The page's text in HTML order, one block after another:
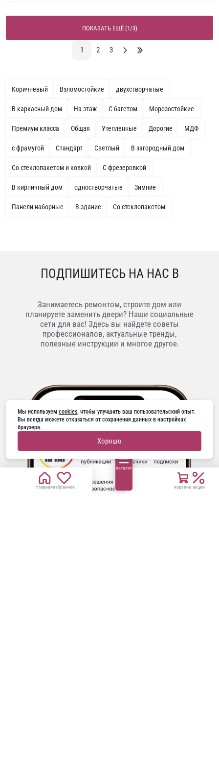
главнаяизбранное
каталог
корзина акции
ПОКАЗАТЬ ЕЩЁ (1/3)
1 2 3
Коричневый Взломостойкие двухстворчатые
В каркасный дом На этаж С багетом Морозостойкие
Премиум класса Общая Утепленные Дорогие МДФ
с фрамугой Стандарт Светлый В загородный дом
Со стеклопакетом и ковкой С фрезеровкой
В кирпичный дом одностворчатые Зимние
Панели наборные В здание Со стеклопакетом
ПОДПИШИТЕСЬ НА НАС В
Занимаетесь ремонтом, строите дом или
планируете заменить двери? Наши социальные
сети для вас! Здесь вы найдете советы
профессионалов, актуальные тренды,
полезные инструкции и многое другое.
Мы используем cookies, чтобы улучшить ваш пользовательский опыт.
Вы всегда можете отказаться от сохранения данных в настройках
браузера.
Хорошо